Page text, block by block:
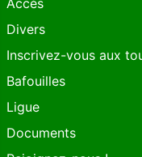
Accès
Divers
Inscrivez-vous aux
Bafouilles
Ligue
Documents